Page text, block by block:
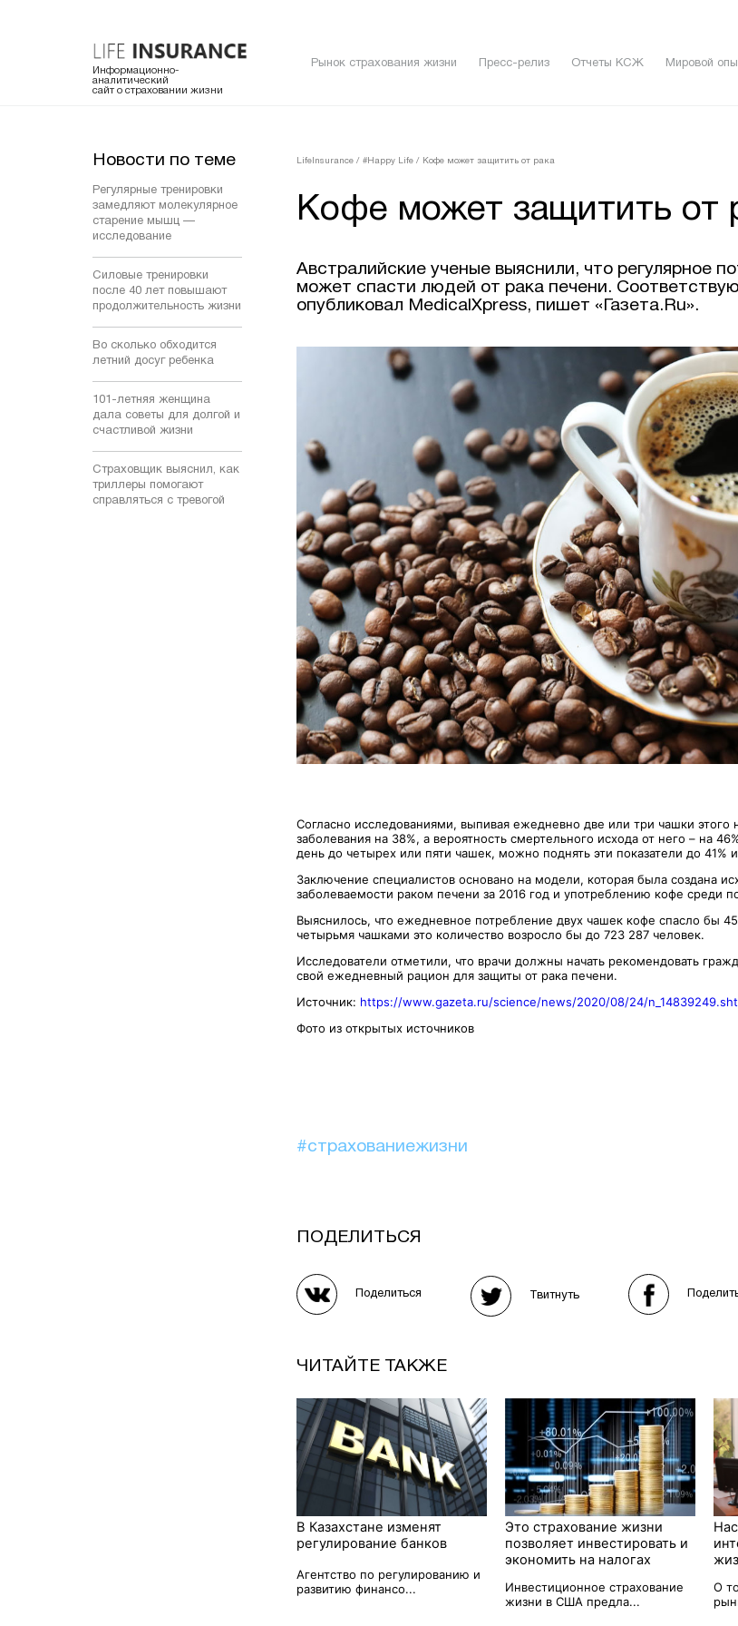
Информационно-
аналитический
сайт о страховании жизни
Рынок страхования жизни Пресс-релиз Отчеты КСЖ Мировой
Новости по теме
Регулярные тренировки
замедляют молекулярное
старение мышц —
исследование
Силовые тренировки
после 40 лет повышают
продолжительность жизни
Во сколько обходится
летний досуг ребенка
101-летняя женщина
дала советы для долгой и
счастливой жизни
Страховщик выяснил, как
триллеры помогают
справляться с тревогой
LifeInsurance / #Happy Life / Кофе может защитить от рака
Кофе может защитить от
Австралийские ученые выяснили, что регулярное
может спасти людей от рака печени.
опубликовал MedicalXpress, пишет «Газета.Ru».
Согласно исследованиями, выпивая ежедневно две или три чашки этого
заболевания на 38%, а вероятность смертельного исхода от него – на
день до четырех или пяти чашек, можно поднять эти показатели до 41% и
Заключение специалистов основано на модели, которая была создана
заболеваемости раком печени за 2016 год и употреблению кофе среди
Выяснилось, что ежедневное потребление двух чашек кофе спасло бы
четырьмя чашками это количество возросло бы до 723 287 человек.
Исследователи отметили, что врачи должны начать рекомендовать
свой ежедневный рацион для защиты от рака печени.
Источник: https://www.gazeta.ru/science/news/2020/08/24/
Фото из открытых источников
#страхованиежизни
ПОДЕЛИТЬСЯ
Поделиться Твитнуть
ЧИТАЙТЕ ТАКЖЕ
В Казахстане изменят
регулирование банков
Агентство по регулированию и
развитию финансо...
Это страхование жизни
позволяет инвестировать и
экономить на налогах
Инвестиционное страхование
жизни в США предла...
О